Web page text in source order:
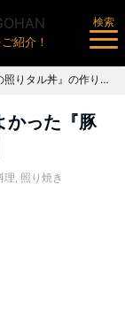
紹介！
検索
【簡単レシピ】もっとかけたらよかった『豚の照りタル丼』の作り方【男飯】
かった『豚
理, 照り焼き